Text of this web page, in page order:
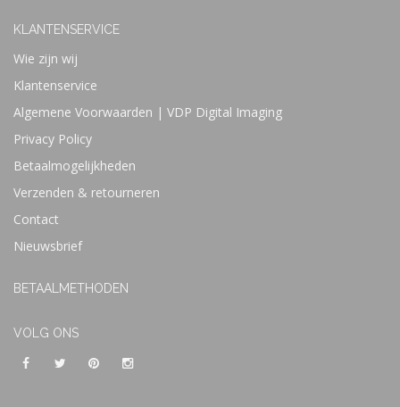
KLANTENSERVICE
Wie zijn wij
Klantenservice
Algemene Voorwaarden | VDP Digital Imaging
Privacy Policy
Betaalmogelijkheden
Verzenden & retourneren
Contact
Nieuwsbrief
BETAALMETHODEN
VOLG ONS